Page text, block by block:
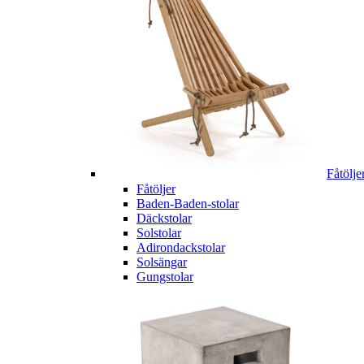
Fåtöljer
Baden-Baden-stolar
Däckstolar
Solstolar
Adirondackstolar
Solsängar
Gungstolar